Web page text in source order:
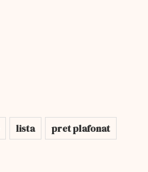
lista
pret plafonat